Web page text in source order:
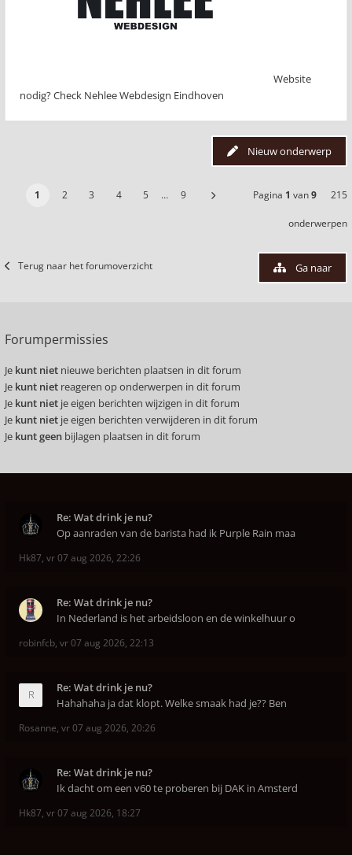
Website
nodig? Check Nehlee Webdesign Eindhoven
Nieuw onderwerp
1 2 3 4 5 … 9 Pagina 1 van9 215
onderwerpen
Terug naar het forumoverzicht Ga naar
Forumpermissies
Je kunt niet nieuwe berichten plaatsen in dit forum
Je kunt niet reageren op onderwerpen in dit forum
Je kunt niet je eigen berichten wijzigen in dit forum
Je kunt niet je eigen berichten verwijderen in dit forum
Je kunt geen bijlagen plaatsen in dit forum
Re: Wat drink je nu?
Op aanraden van de barista had ik Purple Rain maa
Hk87, vr 07 aug 2026, 22:26
Re: Wat drink je nu?
In Nederland is het arbeidsloon en de winkelhuur o
robinfcb, vr 07 aug 2026, 22:13
Re: Wat drink je nu?
Hahahaha ja dat klopt. Welke smaak had je?? Ben
Rosanne, vr 07 aug 2026, 20:26
Re: Wat drink je nu?
Ik dacht om een v60 te proberen bij DAK in Amsterd
Hk87, vr 07 aug 2026, 18:27